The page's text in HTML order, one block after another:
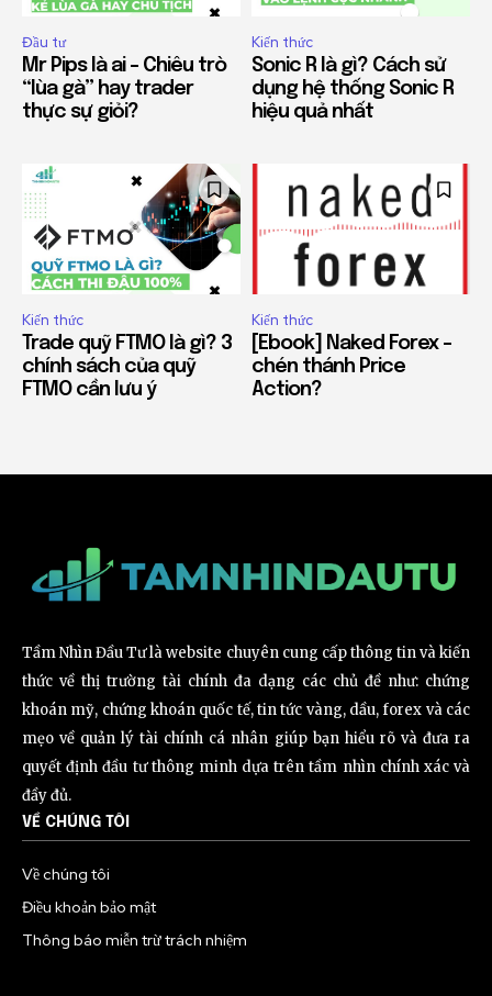
Đầu tư
Mr Pips là ai – Chiêu trò
“lùa gà” hay trader
thực sự giỏi?
Kiến thức
Sonic R là gì? Cách sử
dụng hệ thống Sonic R
hiệu quả nhất
Kiến thức
Trade quỹ FTMO là gì? 3
chính sách của quỹ
FTMO cần lưu ý
Kiến thức
[Ebook] Naked Forex –
chén thánh Price
Action?
Tầm Nhìn Đầu Tư là website chuyên cung cấp thông tin và kiến
thức về thị trường tài chính đa dạng các chủ đề như: chứng
khoán mỹ, chứng khoán quốc tế, tin tức vàng, dầu, forex và các
mẹo về quản lý tài chính cá nhân giúp bạn hiểu rõ và đưa ra
quyết định đầu tư thông minh dựa trên tầm nhìn chính xác và
đầy đủ.
VỀ CHÚNG TÔI
Về chúng tôi
Điều khoản bảo mật
Thông báo miễn trừ trách nhiệm